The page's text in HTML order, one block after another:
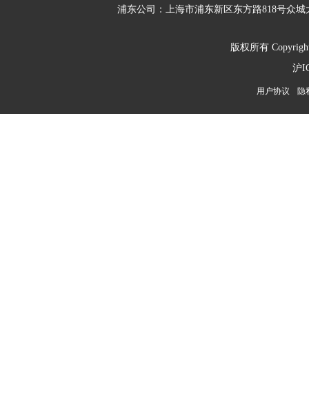
浦东公司：上海市浦东新区东方路818号众城
版权所有
沪
用户协议 隐